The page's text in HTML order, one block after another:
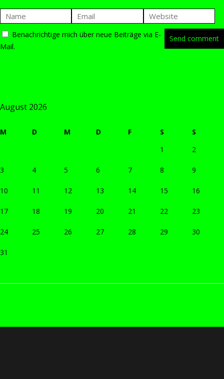
Benachrichtige mich über neue Beiträge via E-
Mail.
August 2026
M D M D F S
S
1
2
3 4 5 6 7 8 9
10 11 12 13 14 15 16
17 18 19 20 21 22 23
24 25 26 27 28 29 30
31